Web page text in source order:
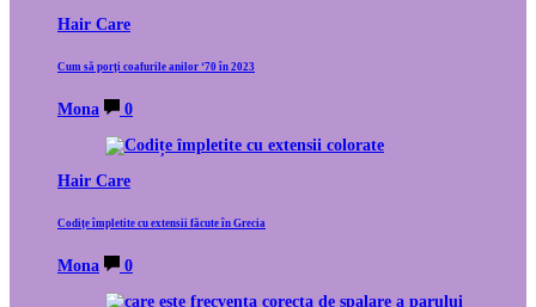
Hair Care
Cum să porți coafurile anilor ‘70 în 2023
Mona 0
Hair Care
Codițe împletite cu extensii făcute în Grecia
Mona 0